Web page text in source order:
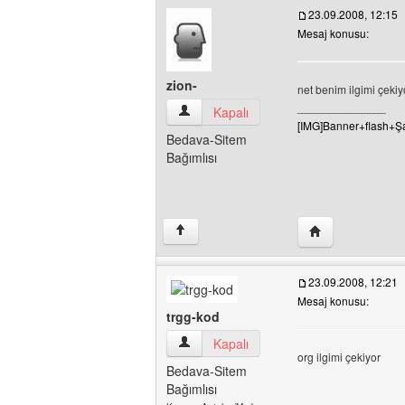
zion-
zion- Kullanıcının profilini görüntüle
Kapalı
Bedava-Sitem
Bağımlısı
23.09.2008, 12:15
Mesaj konusu:
net benim ilgimi
↑ Yazarın web
trgg-kod
trgg-kod Kullanıcının profilini görüntüle
Kapalı
Bedava-Sitem
Bağımlısı
23.09.2008, 12:21
Mesaj konusu:
org ilgimi çekiyor